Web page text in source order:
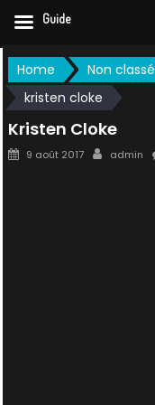
Skip
to
content
Home Non classé
kristen cloke
Kristen Cloke
Posted
9 août 2017 Author
admin
Guide